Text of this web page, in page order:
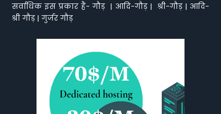
सर्वाधिक इस प्रकार हैं- गौड़ | आदि-गौड़ | श्री-गौड़ | आदि-
श्री गौड़ | गुर्जर गौड़